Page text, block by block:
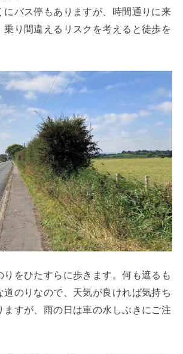
にバス停もありますが、時間通りに来
乗り間違えるリスクを考えると徒歩を
りをひたすらに歩きます。何も遮るも
道のりなので、天気が良ければ気持ち
ますが、雨の日は車の水しぶきにご注